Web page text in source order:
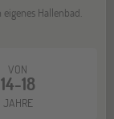
Hallenbad.
VON
14-18
JAHRE